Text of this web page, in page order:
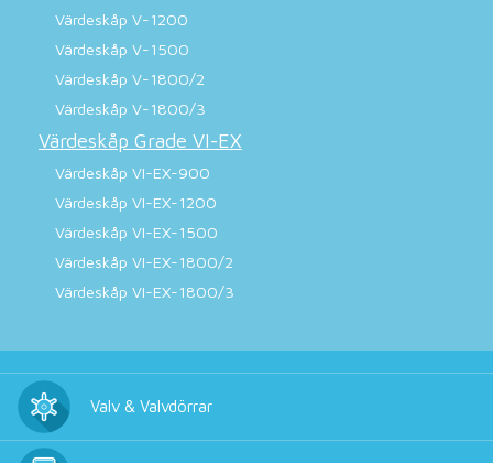
Värdeskåp V-1200
Värdeskåp V-1500
Värdeskåp V-1800/2
Värdeskåp V-1800/3
Värdeskåp Grade VI-EX
Värdeskåp VI-EX-900
Värdeskåp VI-EX-1200
Värdeskåp VI-EX-1500
Värdeskåp VI-EX-1800/2
Värdeskåp VI-EX-1800/3
Valv & Valvdörrar